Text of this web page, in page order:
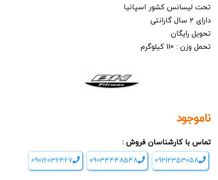
تحت لیسانس کشور اسپانیا
دارای 2 سال گارانتی
تحویل رایگان
تحمل وزن : 110 کیلوگرم
ناموجود
تماس با کارشناسان فروش :
09212353058
09034448548
09016036467